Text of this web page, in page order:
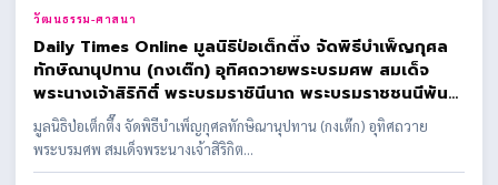
วัฒนธรรม-ศาสนา
Daily Times Online มูลนิธิป่อเต็กตึ๊ง จัดพิธีบำเพ็ญกุศล
ทักษิณานุปทาน (กงเต๊ก) อุทิศถวายพระบรมศพ สมเด็จ
พระนางเจ้าสิริกิติ์ พระบรมราชินีนาถ พระบรมราชชนนีพันปี
หลวง
มูลนิธิป่อเต็กตึ๊ง จัดพิธีบำเพ็ญกุศลทักษิณานุปทาน (กงเต๊ก) อุทิศถวาย
พระบรมศพ สมเด็จพระนางเจ้าสิริกิต...